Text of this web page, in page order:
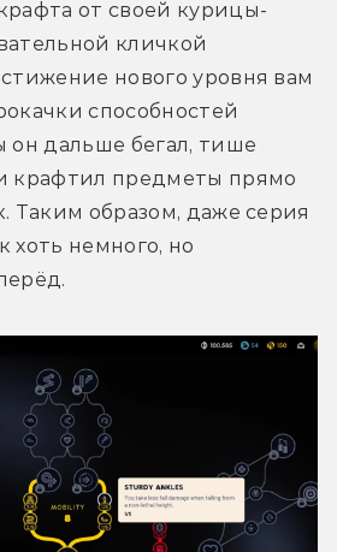
от своей курицы-
кличкой
нового уровня вам
способностей
он дальше бегал, тише
крафтил предметы прямо
Таким образом, даже серия
хоть немного, но